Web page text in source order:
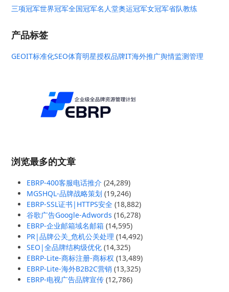
三项冠军世界冠军全国冠军名人堂奥运冠军女冠军省队教练
产品标签
GEOIT标准化SEO体育明星授权品牌IT海外推广舆情监测管理
浏览最多的文章
EBRP-400客服电话推介 (24,289)
MGSHQL-品牌战略策划 (19,246)
EBRP-SSL证书|HTTPS安全 (18,882)
谷歌广告Google-Adwords (16,278)
EBRP-企业邮箱域名邮箱 (14,595)
PR|品牌公关_危机公关处理 (14,492)
SEO|全品牌结构级优化 (14,325)
EBRP-Lite-商标注册-商标权 (13,489)
EBRP-Lite-海外B2B2C营销 (13,325)
EBRP-电视广告品牌宣传 (12,786)